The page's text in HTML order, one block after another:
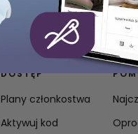
DOSTĘP
Plany członkostwa
Aktywuj kod